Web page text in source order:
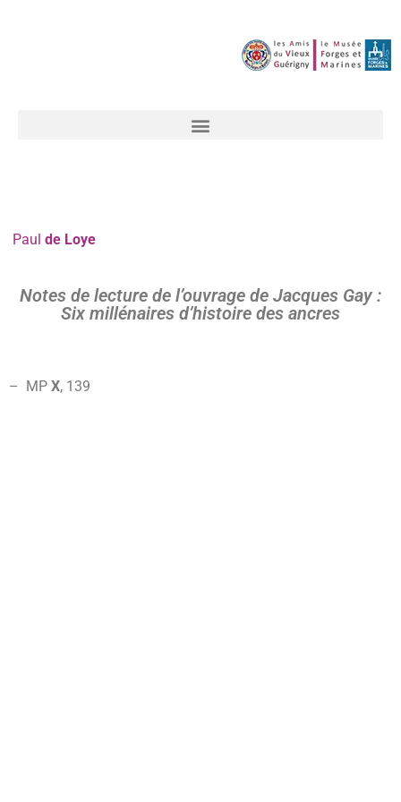
Paul de Loye
Notes de lecture de l’ouvrage de Jacques Gay :
Six millénaires d’histoire des ancres
– MP X, 139